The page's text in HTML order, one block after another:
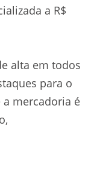
a R$
alta em todos
para o
a mercadoria é